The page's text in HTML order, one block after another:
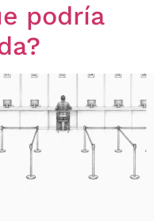
podría